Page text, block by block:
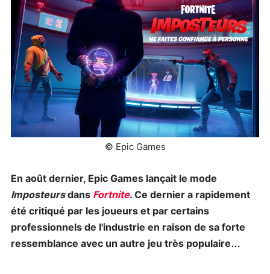
© Epic Games
En août dernier, Epic Games lançait le mode
Imposteursdans Fortnite. Ce dernier a rapidement
été critiqué par les joueurs et par certains
professionnels de l'industrie en raison de sa forte
ressemblance avec un autre jeu très populaire…